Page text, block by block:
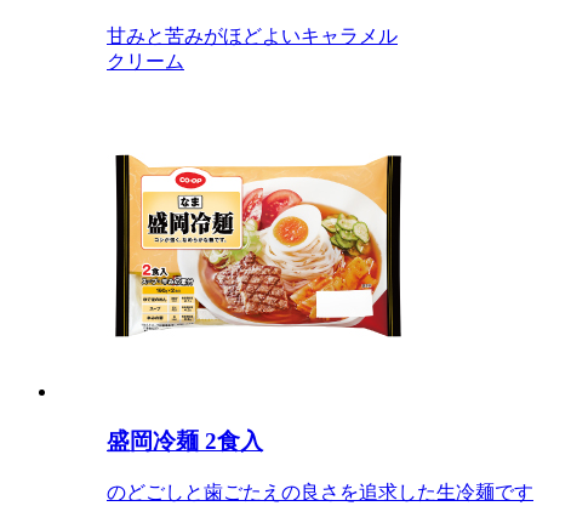
甘みと苦みがほどよいキャラメル
クリーム
盛岡冷麺 2食入
のどごしと歯ごたえの良さを追求した生冷麺です